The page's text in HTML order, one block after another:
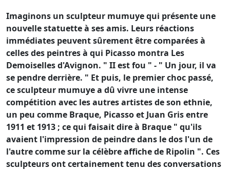
Imaginons un sculpteur mumuye qui présente une
nouvelle statuette à ses amis. Leurs réactions
immédiates peuvent sûrement être comparées à
celles des peintres à qui Picasso montra Les
Demoiselles d'Avignon. " II est fou " - " Un jour, il va
se pendre derrière. " Et puis, le premier choc passé,
ce sculpteur mumuye a dû vivre une intense
compétition avec les autres artistes de son ethnie,
un peu comme Braque, Picasso et Juan Gris entre
1911 et 1913 ; ce qui faisait dire à Braque " qu'ils
avaient l'impression de peindre dans le dos l'un de
l'autre comme sur la célèbre affiche de Ripolin ". Ces
sculpteurs ont certainement tenu des conversations